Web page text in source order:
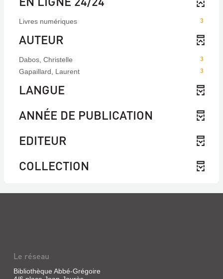
3
Livres numériques
AUTEUR
3
Dabos, Christelle
3
Gapaillard, Laurent
LANGUE
ANNÉE DE PUBLICATION
EDITEUR
COLLECTION
Le réseau
Bibliothèque Abbé-Grégoire